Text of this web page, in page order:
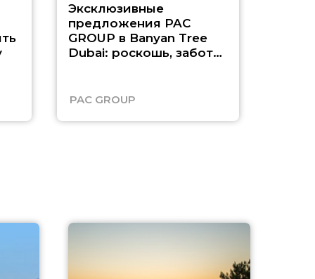
Эксклюзивные
предложения PAC
GROUP в Banyan Tree
Dubai: роскошь, забота
PAC GROUP